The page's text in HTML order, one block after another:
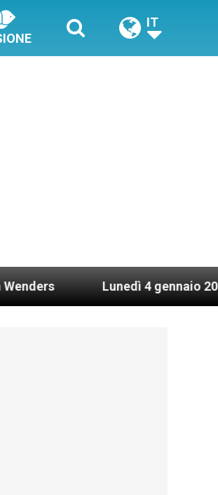
IT
Lunedì 4 gennaio 2021: